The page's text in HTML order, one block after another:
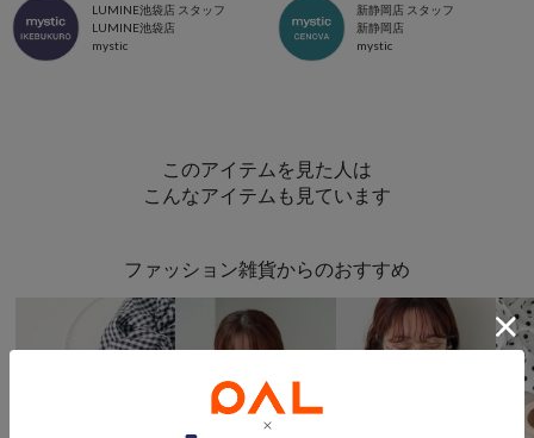
LUMINE池袋店 スタッフ
LUMINE池袋店
mystic
新静岡店 スタッフ
新静岡店
mystic
このアイテムを見た人は
こんなアイテムも見ています
ファッション雑貨からのおすすめ